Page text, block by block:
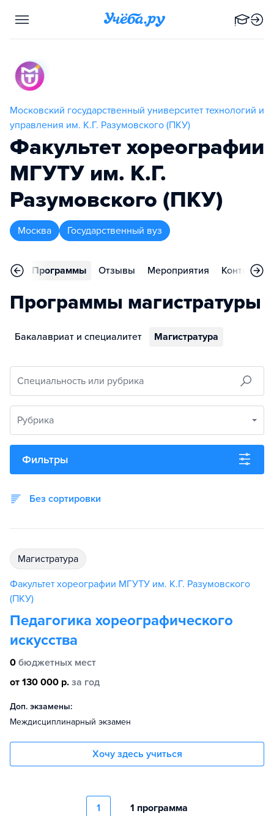
Московский государственный университет технологий и
управления им. К.Г. Разумовского (ПКУ)
Факультет хореографии
МГУТУ им. К.Г.
Разумовского (ПКУ)
Москва Государственный вуз
Программы Отзывы Мероприятия Контакты
Программы магистратуры
Бакалавриат и специалитет Магистратура
Специальность или рубрика
Рубрика
Фильтры
Без сортировки
магистратура
Факультет хореографии МГУТУ им. К.Г. Разумовского
(ПКУ)
Педагогика хореографического
искусства
0 бюджетных мест
от 130 000 р. за год
Доп. экзамены:
Междисциплинарный экзамен
Хочу здесь учиться
1 1 программа